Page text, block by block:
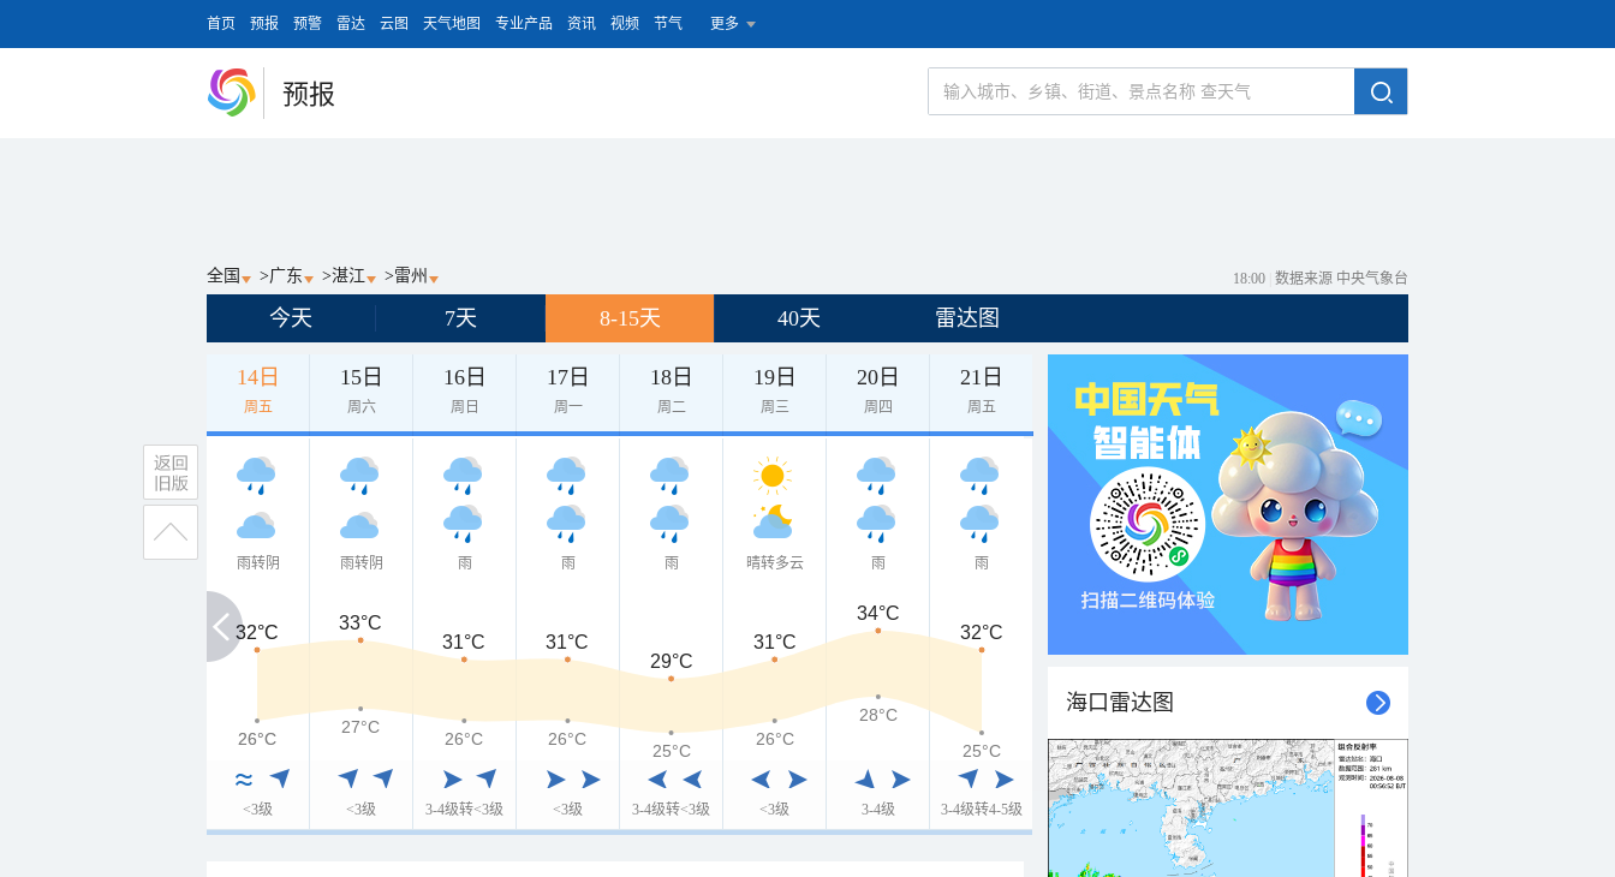
首页 预报 预警 雷达 云图 天气地图 专业产品 资讯 视频 节气 更多
预报
全国 >广东 >湛江 >雷州 18:00 数据来源 中央气象台
今天 7天 8-15天 40天 雷达图
14日
周五
15日
周六
16日
周日
17日
周一
18日
周二
19日
周三
20日
周四
21日
周五
雨转阴
<3级
雨转阴
<3级
雨
3-4级转<3级
雨
<3级
雨
3-4级转<3级
晴转多云
<3级
雨
3-4级
雨
3-4级转4-5级
32°C
32°C
33°C
31°C
31°C
29°C
31°C
34°C
32°C
26°C
26°C
27°C
26°C 26°C
25°C
26°C
28°C
25°C
海口雷达图